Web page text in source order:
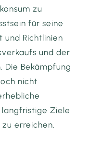
zu
für seine
und Richtlinien
und der
Die Bekämpfung
nicht
Ziele
erreichen.